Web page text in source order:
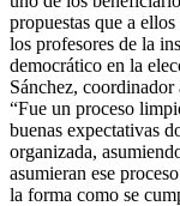
propuestas que a
los profesores de la
democrático en la
Sánchez,
“Fue un proceso
buenas expectativas
organizada,
asumieran ese
la forma como se